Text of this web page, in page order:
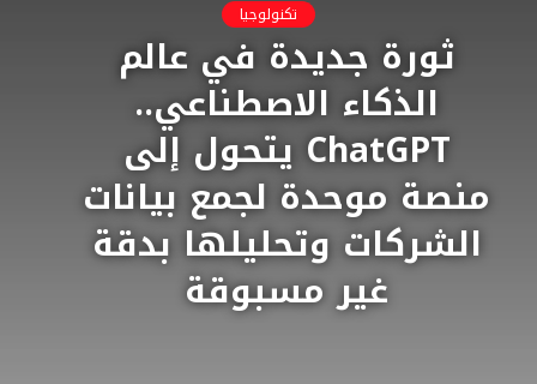
تكنولوجيا
ثورة جديدة في عالم
الذكاء الاصطناعي..
ChatGPT يتحول إلى
منصة موحدة لجمع بيانات
الشركات وتحليلها بدقة
غير مسبوقة